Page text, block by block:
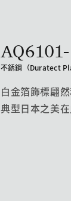
不銹鋼（Duratect
白金箔飾標翩
典型日本之美